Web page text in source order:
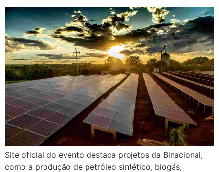
Site oficial do evento destaca projetos da Binacional,
como a produção de petróleo sintético, biogás,